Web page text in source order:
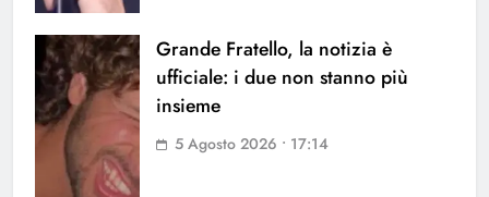
Grande Fratello, la notizia è
ufficiale: i due non stanno più
insieme
5 Agosto 2026 • 17:14